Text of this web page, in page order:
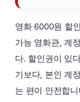
영화 6000원 할
가능 영화관, 계
다. 할인권이 있
기보다, 본인 계
는 편이 안전합